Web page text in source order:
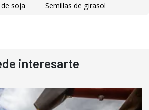
soja
Semillas de girasol
interesarte